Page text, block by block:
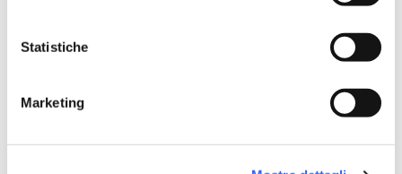
Statistiche
Marketing
https://borgodivino.it/montaione/ open_in_new
+39 0571699255